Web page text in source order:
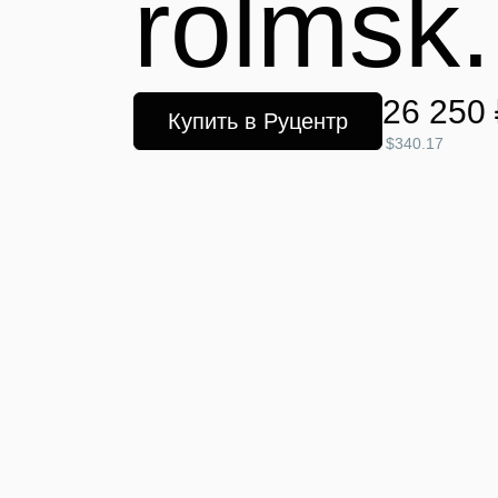
Купить в Руцентр 26 250
$340.17